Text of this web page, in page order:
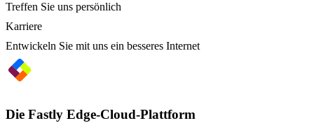
Treffen Sie uns persönlich
Karriere
Entwickeln Sie mit uns ein besseres Internet
Die Fastly Edge-Cloud-Plattform